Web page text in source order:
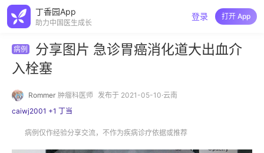
丁香园App
助力中国医生成长
登录 打开 App
病例
分享图片 急诊胃癌消化道大出血介
入栓塞
Rommer 肿瘤科医师 发布于 2021-05-10·云南
caiwj2001 +1 丁当
病例仅作经验分享交流，不作为疾病诊疗依据或推荐